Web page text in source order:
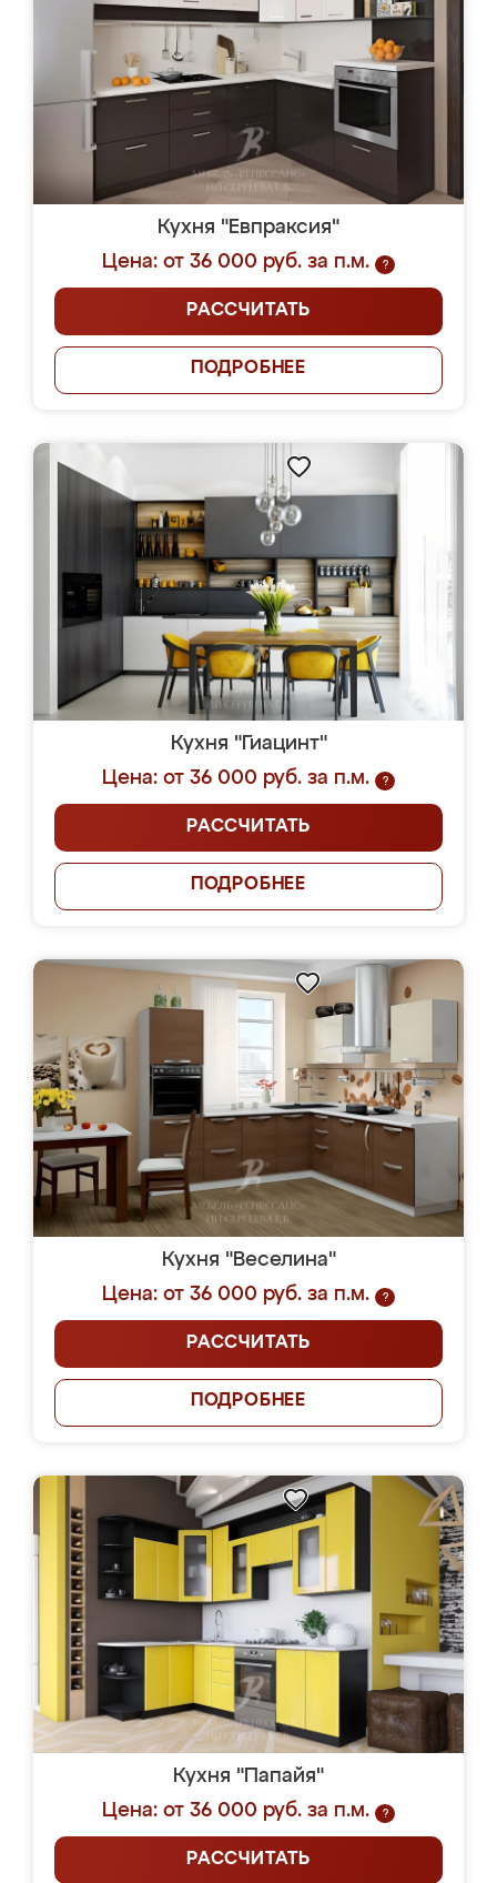
Кухня "Евпраксия"
Цена: от 36 000 руб. за п.м.
?
РАССЧИТАТЬ
ПОДРОБНЕЕ
Кухня "Гиацинт"
Цена: от 36 000 руб. за п.м.
?
РАССЧИТАТЬ
ПОДРОБНЕЕ
Кухня "Веселина"
Цена: от 36 000 руб. за п.м.
?
РАССЧИТАТЬ
ПОДРОБНЕЕ
Кухня "Папайя"
Цена: от 36 000 руб. за п.м.
?
РАССЧИТАТЬ